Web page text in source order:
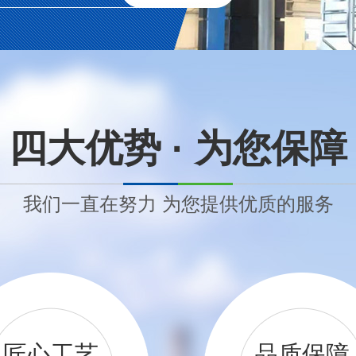
四大优势 · 为您保障
我们一直在努力 为您提供优质的服务